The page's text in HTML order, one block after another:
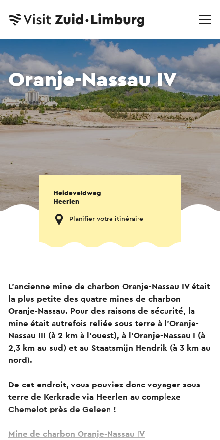
Oranje-Nassau IV
Heideveldweg
Heerlen
Planifier votre itinéraire
L'ancienne mine de charbon Oranje-Nassau IV était
la plus petite des quatre mines de charbon
Oranje-Nassau. Pour des raisons de sécurité, la
mine était autrefois reliée sous terre à l'Oranje-
Nassau III (à 2 km à l'ouest), à l'Oranje-Nassau I (à
2,3 km au sud) et au Staatsmijn Hendrik (à 3 km au
nord).
De cet endroit, vous pouviez donc voyager sous
terre de Kerkrade via Heerlen au complexe
Chemelot près de Geleen !
Mine de charbon Oranje-Nassau IV